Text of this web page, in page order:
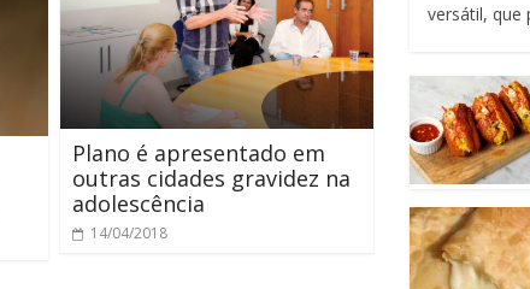
Plano é apresentado em
outras cidades gravidez na
adolescência
14/04/2018
versátil, que